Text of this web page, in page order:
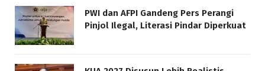
PWI dan AFPI Gandeng Pers Perangi
Pinjol Ilegal, Literasi Pindar Diperkuat